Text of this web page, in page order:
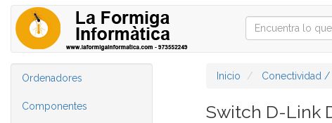
Ordenadores
Componentes
Inicio Conectividad /
Switch D-Link